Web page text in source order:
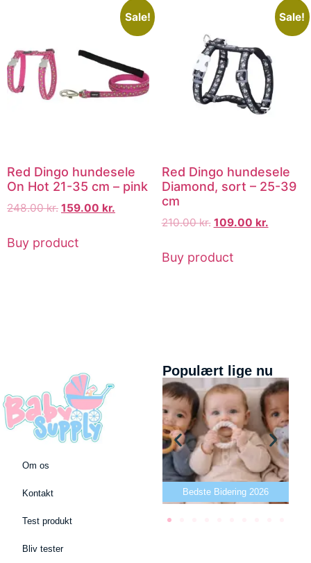
Sale!
Red Dingo hundesele
On Hot 21-35 cm – pink
248.00kr. 159.00 kr.
Buy product
Sale!
Red Dingo hundesele
Diamond, sort – 25-39
cm
210.00kr. 109.00 kr.
Buy product
Om os
Kontakt
Test produkt
Bliv tester
Populært lige nu
Bedste puslepude 2026 Bedste Bidering 2026